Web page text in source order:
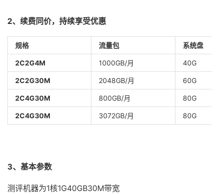
2、续费同价，持续享受优惠
规格 流量包 系统盘
2C2G4M 1000GB/月 40G
2C2G30M 2048GB/月 60G
2C4G30M 800GB/月 80G
2C4G30M 3072GB/月 80G
3、基本参数
测评机器为1核1G40GB30M带宽